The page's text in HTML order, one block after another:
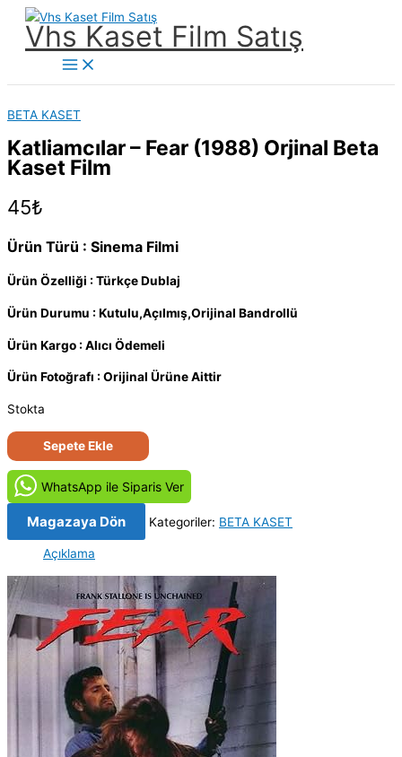
İçeriğe
Vhs Kaset Film Satış
Main
Menu
BETA KASET
Katliamcılar – Fear (1988) Orjinal Beta
Kaset Film
45₺
Ürün Türü : Sinema Filmi
Ürün Özelliği : Türkçe Dublaj
Ürün Durumu : Kutulu,Açılmış,Orijinal Bandrollü
Ürün Kargo : Alıcı Ödemeli
Ürün Fotoğrafı : Orijinal Ürüne Aittir
Stokta
Katliamcılar
-
Fear
(1988)
Orjinal
Beta
Film
adet
Sepete Ekle
WhatsApp ile Siparis Ver
Magazaya Dön Kategoriler: BETA KASET
Açıklama